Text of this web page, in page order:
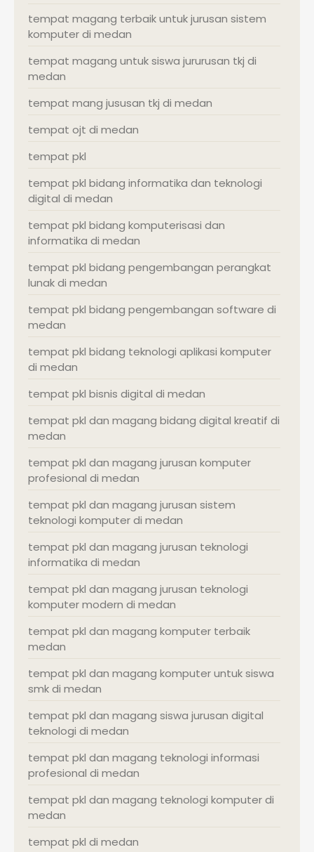
tempat magang terbaik untuk jurusan sistem
komputer di medan
tempat magang untuk siswa jururusan tkj di
medan
tempat mang jususan tkj di medan
tempat ojt di medan
tempat pkl
tempat pkl bidang informatika dan teknologi
digital di medan
tempat pkl bidang komputerisasi dan
informatika di medan
tempat pkl bidang pengembangan perangkat
lunak di medan
tempat pkl bidang pengembangan software di
medan
tempat pkl bidang teknologi aplikasi komputer
di medan
tempat pkl bisnis digital di medan
tempat pkl dan magang bidang digital kreatif di
medan
tempat pkl dan magang jurusan komputer
profesional di medan
tempat pkl dan magang jurusan sistem
teknologi komputer di medan
tempat pkl dan magang jurusan teknologi
informatika di medan
tempat pkl dan magang jurusan teknologi
komputer modern di medan
tempat pkl dan magang komputer terbaik
medan
tempat pkl dan magang komputer untuk siswa
smk di medan
tempat pkl dan magang siswa jurusan digital
teknologi di medan
tempat pkl dan magang teknologi informasi
profesional di medan
tempat pkl dan magang teknologi komputer di
medan
tempat pkl di medan